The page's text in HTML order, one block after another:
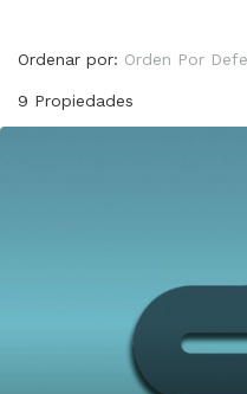
9 Propiedades
Ordenar por: Orden Por